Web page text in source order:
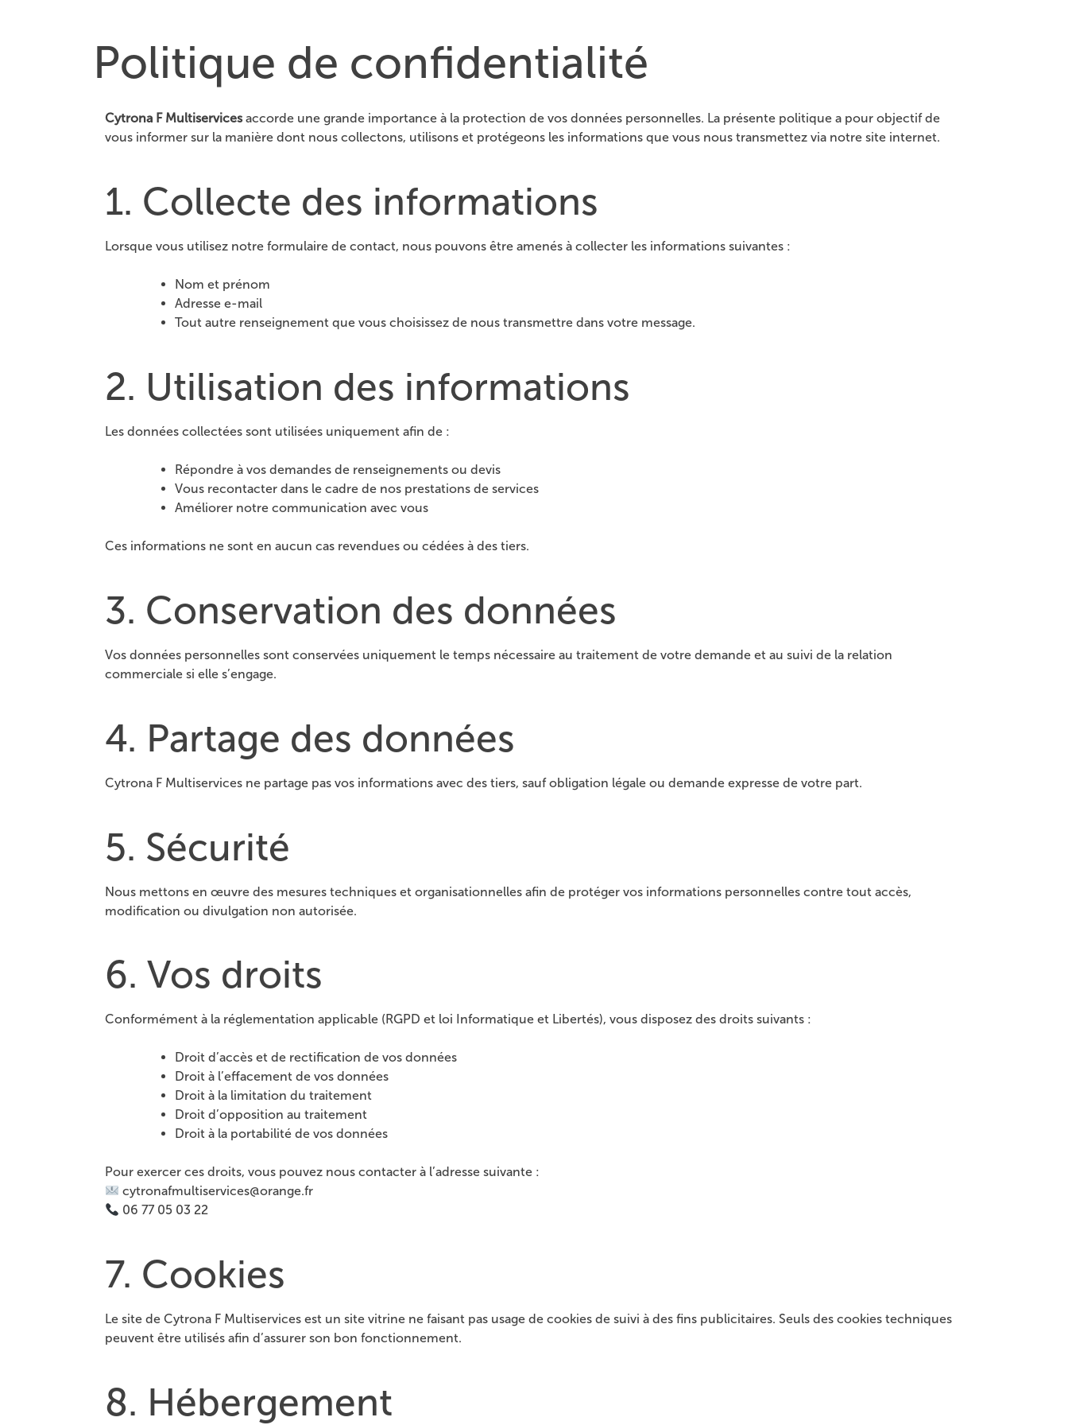
Politique de confidentialité
Cytrona F Multiservicesaccorde une grande importance à la protection de vos données personnelles. La présente politique a pour objectif de
vous informer sur la manière dont nous collectons, utilisons et protégeons les informations que vous nous transmettez via notre site internet.
1. Collecte des informations
Lorsque vous utilisez notre formulaire de contact, nous pouvons être amenés à collecter les informations suivantes :
Nom et prénom
Adresse e-mail
Tout autre renseignement que vous choisissez de nous transmettre dans votre message.
2. Utilisation des informations
Les données collectées sont utilisées uniquement afin de :
Répondre à vos demandes de renseignements ou devis
Vous recontacter dans le cadre de nos prestations de services
Améliorer notre communication avec vous
Ces informations ne sont en aucun cas revendues ou cédées à des tiers.
3. Conservation des données
Vos données personnelles sont conservées uniquement le temps nécessaire au traitement de votre demande et au suivi de la relation
commerciale si elle s’engage.
4. Partage des données
Cytrona F Multiservices ne partage pas vos informations avec des tiers, sauf obligation légale ou demande expresse de votre part.
5. Sécurité
Nous mettons en œuvre des mesures techniques et organisationnelles afin de protéger vos informations personnelles contre tout accès,
modification ou divulgation non autorisée.
6. Vos droits
Conformément à la réglementation applicable (RGPD et loi Informatique et Libertés), vous disposez des droits suivants :
Droit d’accès et de rectification de vos données
Droit à l’effacement de vos données
Droit à la limitation du traitement
Droit d’opposition au traitement
Droit à la portabilité de vos données
Pour exercer ces droits, vous pouvez nous contacter à l’adresse suivante :
cytronafmultiservices@orange.fr
06 77 05 03 22
7. Cookies
Le site de Cytrona F Multiservices est un site vitrine ne faisant pas usage de cookies de suivi à des fins publicitaires. Seuls des cookies techniques
peuvent être utilisés afin d’assurer son bon fonctionnement.
8. Hébergement